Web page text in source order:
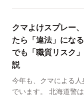
クマよけスプレー
たら「違法」にな
でも「職質リスク
説
今年も、クマによる
でいます。 北海道警は、ヒグマ被害が増えて